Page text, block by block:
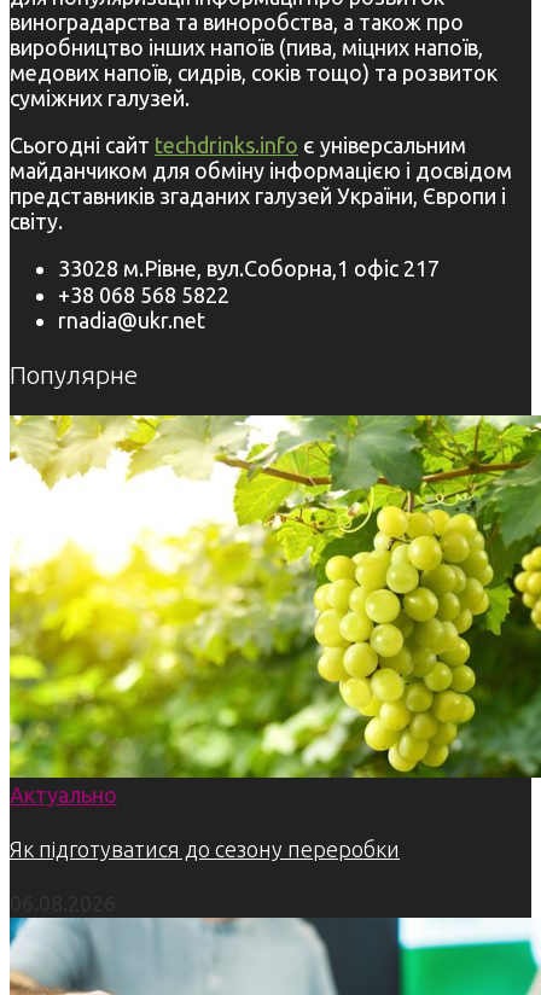
виноградарства та виноробства, а також про
виробництво інших напоїв (пива, міцних напоїв,
медових напоїв, сидрів, соків тощо) та розвиток
суміжних галузей.
Сьогодні сайт techdrinks.info є універсальним
майданчиком для обміну інформацією і досвідом
представників згаданих галузей України, Європи і
світу.
33028 м.Рівне, вул.Соборна,1 офіс 217
+38 068 568 5822
rnadia@ukr.net
Популярне
Актуально
Як підготуватися до сезону переробки